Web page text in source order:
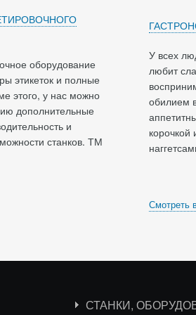
оборудование
этикеток и полные
этого, у нас можно
дополнительные
и
станков. ТМ
У всех
любит
обилием
Смотреть
СТАНКИ,